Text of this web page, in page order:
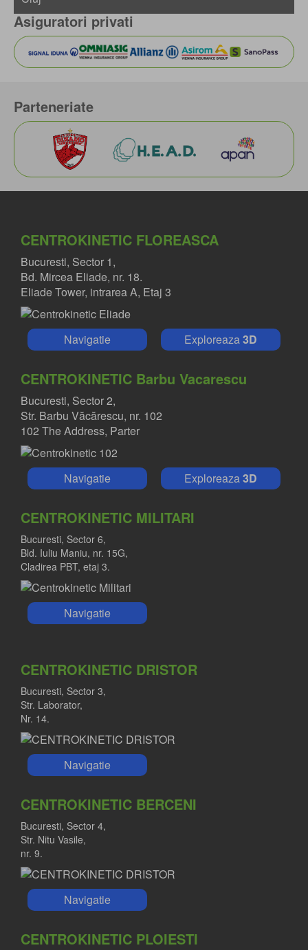
Asiguratori privati
Parteneriate
CENTROKINETIC FLOREASCA
Bucuresti, Sector 1,
Bd. Mircea Eliade, nr. 18.
Eliade Tower, intrarea A, Etaj 3
Navigatie Exploreaza3D
CENTROKINETIC Barbu Vacarescu
Bucuresti, Sector 2,
Str. Barbu Văcărescu, nr. 102
102 The Address, Parter
Navigatie Exploreaza3D
CENTROKINETIC MILITARI
Bucuresti, Sector 6,
Bld. Iuliu Maniu, nr. 15G,
Cladirea PBT, etaj 3.
Navigatie
CENTROKINETIC DRISTOR
Bucuresti, Sector 3,
Str. Laborator,
Nr. 14.
Navigatie
CENTROKINETIC BERCENI
Bucuresti, Sector 4,
Str. Nitu Vasile,
nr. 9.
Navigatie
CENTROKINETIC PLOIESTI